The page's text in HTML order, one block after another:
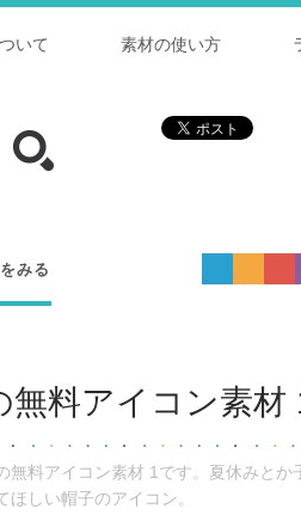
素材の使い方
いて
みる
無料アイコン素材
無料アイコン素材 1です。夏休みとか
しい帽子のアイコン。